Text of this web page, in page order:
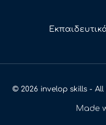
© 2026 invelop skills -
Made